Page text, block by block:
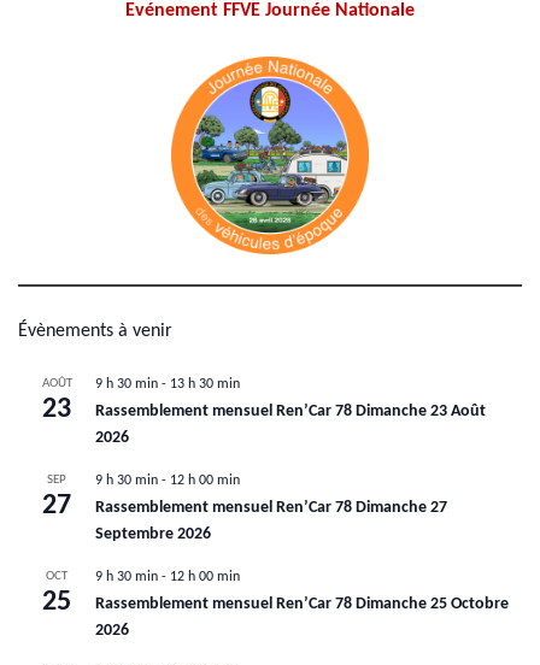
Evénement FFVE Journée Nationale
Évènements à venir
AOÛT
23
9 h 30 min - 13 h 30 min
Rassemblement mensuel Ren’Car 78 Dimanche 23 Août
2026
SEP
27
9 h 30 min - 12 h 00 min
Rassemblement mensuel Ren’Car 78 Dimanche 27
Septembre 2026
OCT
25
9 h 30 min - 12 h 00 min
Rassemblement mensuel Ren’Car 78 Dimanche 25 Octobre
2026